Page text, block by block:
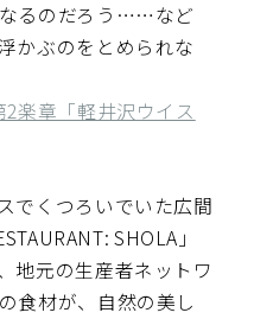
るのだろう……など
かぶのをとめられな
楽章「軽井沢ウイス
でくつろいでいた広間
SHOLA」
地元の生産者ネットワ
食材が、自然の美し